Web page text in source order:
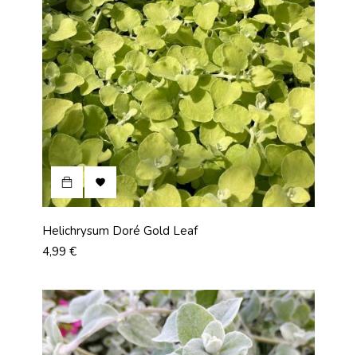

Helichrysum Doré Gold Leaf
Prix
4,99 €